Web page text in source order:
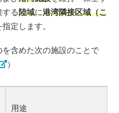
する陸域に港湾隣接区域（こ
指定します。
含めた次の施設のことで
）
用途